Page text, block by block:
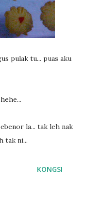
pulak tu... puas aku
la... tak leh nak
tak ni...
KONGSI